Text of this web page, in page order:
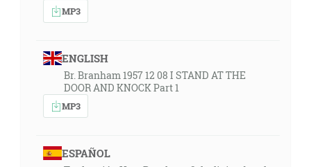
MP3
ENGLISH
Br. Branham 1957 12 08 I STAND AT THE
DOOR AND KNOCK Part 1
MP3
ESPAÑOL